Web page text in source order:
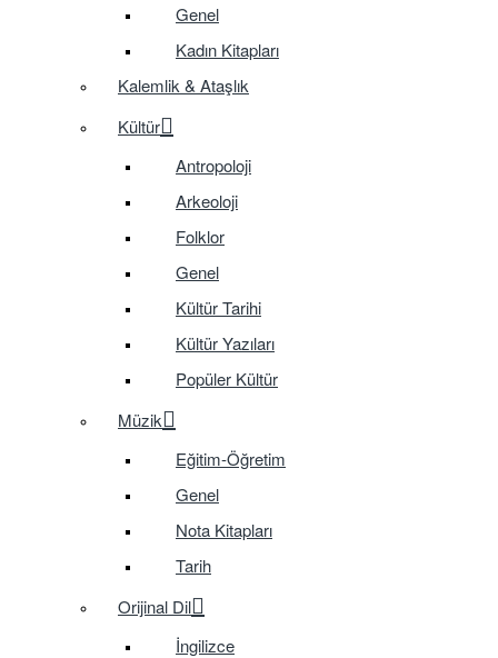
Genel
Kadın Kitapları
Kalemlik & Ataşlık
Kültür
Antropoloji
Arkeoloji
Folklor
Genel
Kültür Tarihi
Kültür Yazıları
Popüler Kültür
Müzik
Eğitim-Öğretim
Genel
Nota Kitapları
Tarih
Orijinal Dil
İngilizce